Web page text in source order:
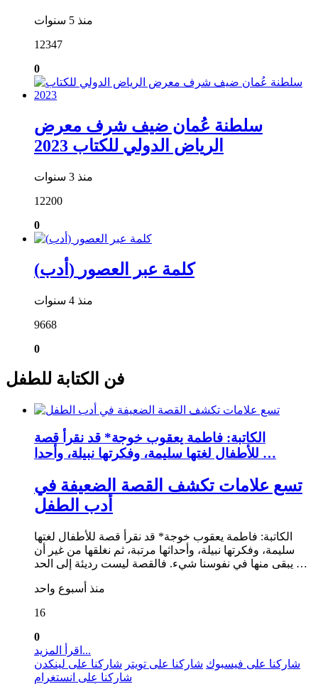
منذ 5 سنوات
12347
0
سلطنة عُمان ضيف شرف معرض
الرياض الدولي للكتاب 2023
منذ 3 سنوات
12200
0
(أدب) كلمة عبر العصور
منذ 4 سنوات
9668
0
فن الكتابة للطفل
الكاتبة: فاطمة يعقوب خوجة* قد نقرأ قصة
للأطفال لغتها سليمة، وفكرتها نبيلة، وأحدا …
تسع علامات تكشف القصة الضعيفة في
أدب الطفل
الكاتبة: فاطمة يعقوب خوجة* قد نقرأ قصة للأطفال لغتها
سليمة، وفكرتها نبيلة، وأحداثها مرتبة، ثم نغلقها من غير أن
يبقى منها في نفوسنا شيء. فالقصة ليست رديئة إلى الحد …
منذ أسبوع واحد
16
0
اقرأ المزيد...
شاركنا على فيسبوك شاركنا على تويتر شاركنا على لينكدن
شاركنا على انستغرام